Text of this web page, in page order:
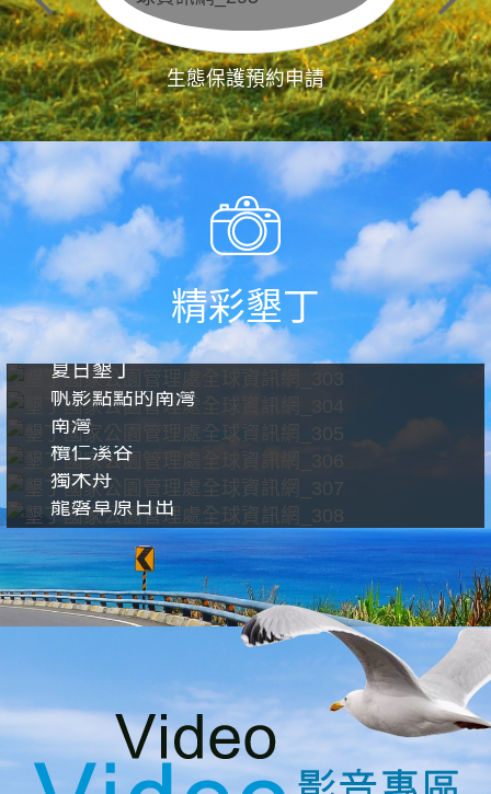
生態保護預約申請
精彩墾丁
夏日墾丁
帆影點點的南灣
南灣
欖仁溪谷
獨木舟
龍磐草原日出